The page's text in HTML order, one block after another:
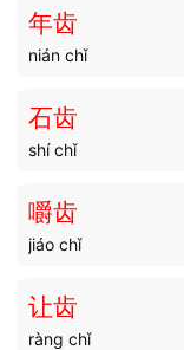
年齿
nián chǐ
石齿
shí chǐ
嚼齿
jiáo chǐ
让齿
ràng chǐ